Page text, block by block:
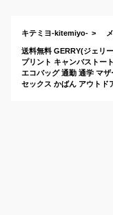
キテミヨ-kitemiyo-
送料無料 GERRY(ジェリ
プリント キャンバストー
エコバッグ 通勤 通学 マ
セックス かばん アウトド